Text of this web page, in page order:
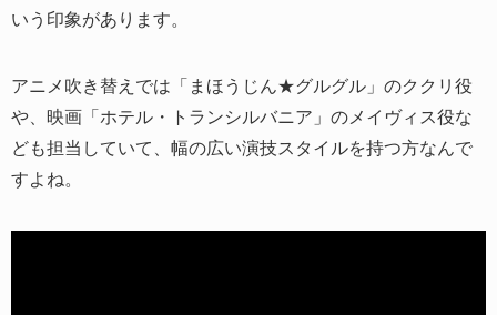
いう印象があります。
アニメ吹き替えでは「まほうじん★グルグル」のククリ役
や、映画「ホテル・トランシルバニア」のメイヴィス役な
ども担当していて、幅の広い演技スタイルを持つ方なんで
すよね。